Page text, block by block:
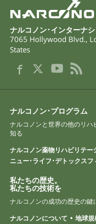
ナルコノン･インターナ
7065 Hollywood Blvd.,
States
ナルコノン･プログラム
ナルコノンと世界の他のリ
知る
ナルコノン薬物リハビリテー
ニュー･ライフ･デトックスフ
私たちの歴史。
私たちの技術を
ナルコノンの成功の歴史の鍵
ナルコノンについて
地球